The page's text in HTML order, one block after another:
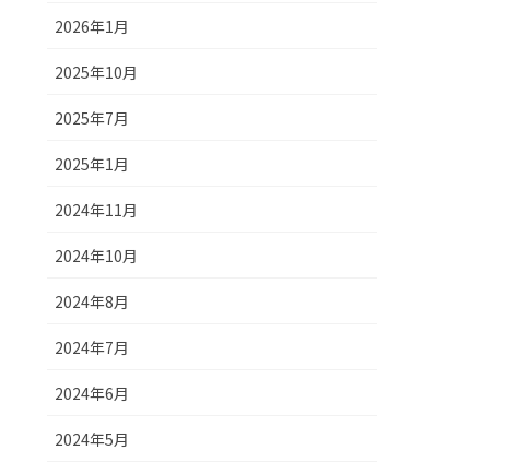
2026年1月
2025年10月
2025年7月
2025年1月
2024年11月
2024年10月
2024年8月
2024年7月
2024年6月
2024年5月